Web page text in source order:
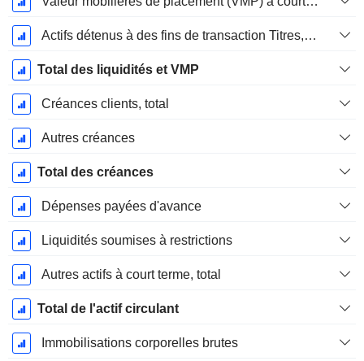
Actifs détenus à des fins de transaction Titres, totalActifs détenus à des fins de transactions (Trading), Total.
Total des liquidités et VMP
Créances clients, total
Autres créances
Total des créances
Dépenses payées d'avance
Liquidités soumises à restrictions
Autres actifs à court terme, total
Total de l'actif circulant
Immobilisations corporelles brutes